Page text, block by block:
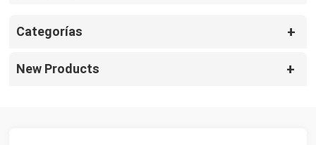
Categorías
New Products